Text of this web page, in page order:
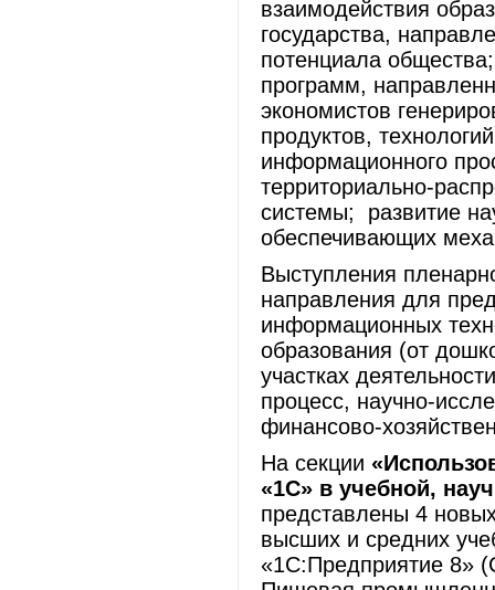
взаимодействия
государства,
потенциала
программ,
экономистов
продуктов,
информационного
территориально-
системы; развитие
обеспечивающих
Выступления
направления для
информационных
образования (от
участках
процесс, научно-
финансово-
На секции
«1С» в учебной,
представлены 4
высших и средних
«1С:Предприятие 8»